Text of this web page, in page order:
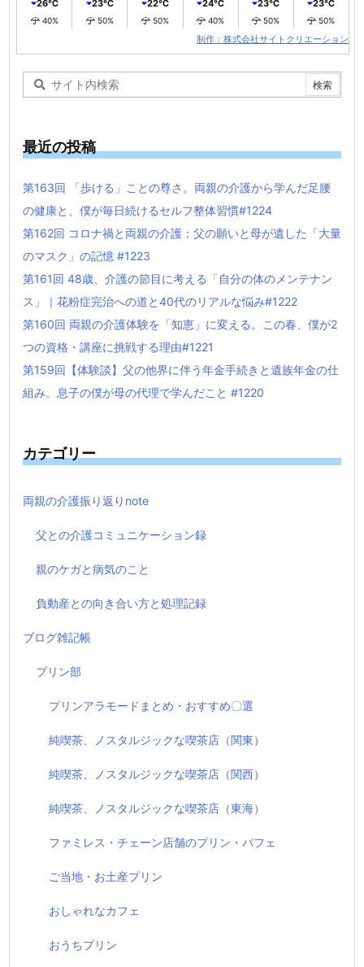
26℃
40%
23℃
50%
22℃
50%
24℃
40%
23℃
50%
23℃
50%
制作：株式会社サイトクリエーション
最近の投稿
第163回 「歩ける」ことの尊さ。両親の介護から学んだ足腰
の健康と、僕が毎日続けるセルフ整体習慣#1224
第162回 コロナ禍と両親の介護：父の願いと母が遺した「大量
のマスク」の記憶 #1223
第161回 48歳、介護の節目に考える「自分の体のメンテナン
ス」｜花粉症完治への道と40代のリアルな悩み#1222
第160回 両親の介護体験を「知恵」に変える。この春、僕が2
つの資格・講座に挑戦する理由#1221
第159回【体験談】父の他界に伴う年金手続きと遺族年金の仕
組み。息子の僕が母の代理で学んだこと #1220
カテゴリー
両親の介護振り返りnote
父との介護コミュニケーション録
親のケガと病気のこと
負動産との向き合い方と処理記録
ブログ雑記帳
プリン部
プリンアラモードまとめ・おすすめ〇選
純喫茶、ノスタルジックな喫茶店（関東）
純喫茶、ノスタルジックな喫茶店（関西）
純喫茶、ノスタルジックな喫茶店（東海）
ファミレス・チェーン店舗のプリン・パフェ
ご当地・お土産プリン
おしゃれなカフェ
おうちプリン